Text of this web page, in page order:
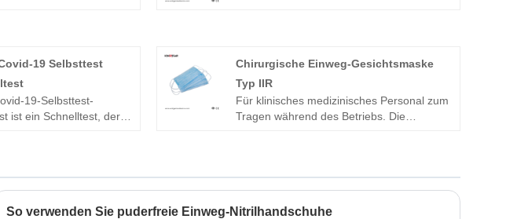
kann in chemischer Labor, chemischer
Industrie, elektronischer Industrie, Druck-
und Färbenindustrie und Hausarbeit usw.
verwendet werden.
19 Selbsttest
19-Selbsttest-
ist ein Schnelltest, der
extrahiert wurde. Zum
Chirurgische Einweg-Gesichtsmaske
Typ IIR
Für klinisches medizinisches Personal zum
Tragen während des Betriebs. Die
Barriere, um den direkten Durchgang von
Krankheitserregern, Mikroorganismen,
Körperflüssigkeiten und Partikeln zu
So verwenden Sie puderfreie Einweg-Nitrilhandschuhe